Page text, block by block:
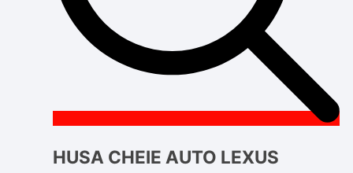
HUSA CHEIE AUTO LEXUS